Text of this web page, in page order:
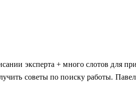
эксперта + много слотов для
советы по поиску работы.